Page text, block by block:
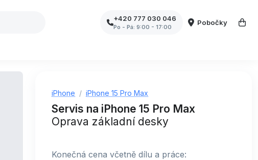
+420 777 030 046
Po - Pá: 9:00 - 17:00
Pobočky
iPhone iPhone 15 Pro Max
Servis na iPhone 15 Pro Max
Oprava základní desky
Konečná cena včetně dílu a práce: